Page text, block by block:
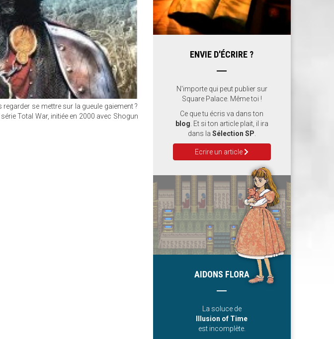
se mettre sur la gueule gaiement ?
Total War, initiée en 2000 avec Shogun
ENVIE D'ÉCRIRE ?
N'importe qui peut publier sur
Square Palace. Même toi !
Ce que tu écris va dans ton
blog . Et si ton article plait, il ira
dans la Sélection SP
Ecrire un article
AIDONS FLORA
La soluce de
Illusion of Time
est incomplète.